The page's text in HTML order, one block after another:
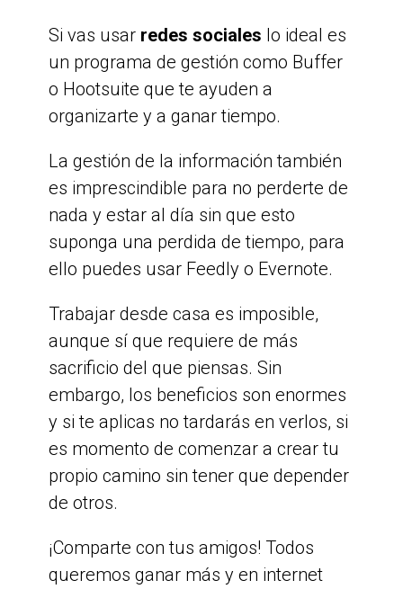
Si vas usar redes sociales lo ideal es
un programa de gestión como Buffer
o Hootsuite que te ayuden a
organizarte y a ganar tiempo.
La gestión de la información también
es imprescindible para no perderte de
nada y estar al día sin que esto
suponga una perdida de tiempo, para
ello puedes usar Feedly o Evernote.
Trabajar desde casa es imposible,
aunque sí que requiere de más
sacrificio del que piensas. Sin
embargo, los beneficios son enormes
y si te aplicas no tardarás en verlos, si
es momento de comenzar a crear tu
propio camino sin tener que depender
de otros.
¡Comparte con tus amigos! Todos
queremos ganar más y en internet